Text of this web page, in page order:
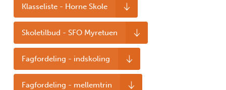
Klasseliste - Horne Skole
Skoletilbud - SFO Myretuen
Fagfordeling - indskoling
Fagfordeling - mellemtrin